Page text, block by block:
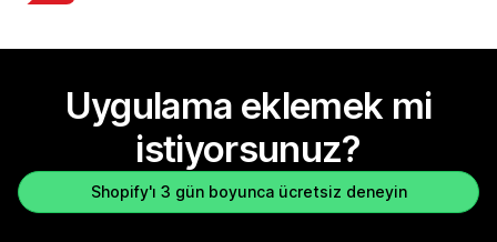
Uygulama eklemek mi
istiyorsunuz?
Shopify'ı 3 gün boyunca ücretsiz deneyin